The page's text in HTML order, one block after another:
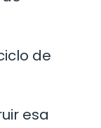
de
esa